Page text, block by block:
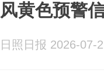
风黄色预警
日照日报 2026-07-